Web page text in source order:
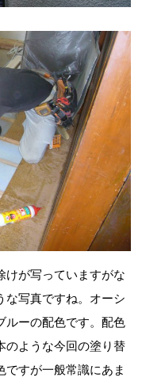
けが写っていますがな
な写真ですね。オーシ
ルーの配色です。配色
のような今回の塗り替
ですが一般常識にあま